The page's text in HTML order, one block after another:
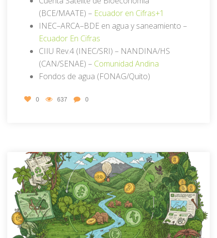
(BCE/MAATE) – Ecuador en Cifras+1
INEC–ARCA–BDE en agua y saneamiento –
Ecuador En Cifras
CIIU Rev.4 (INEC/SRI) – NANDINA/HS
(CAN/SENAE) – Comunidad Andina
Fondos de agua (FONAG/Quito)
0 637 0